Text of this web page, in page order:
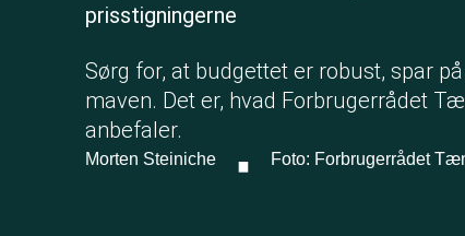
prisstigningerne
Sørg for, at budgettet er robust, spar
maven. Det er, hvad Forbrugerrådet
anbefaler.
Morten Steiniche · Foto: Forbrugerrådet